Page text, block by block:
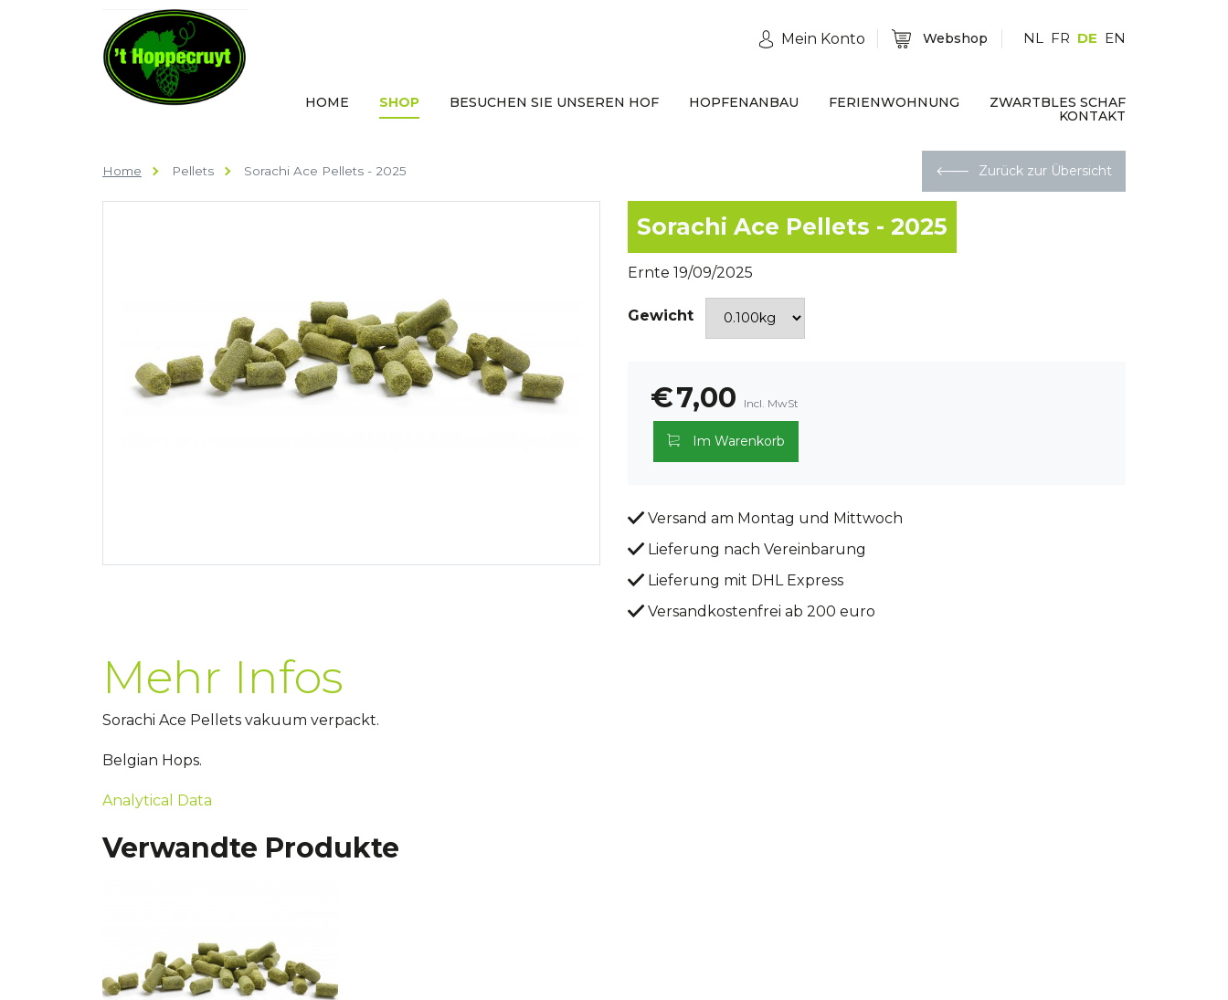
Mein Konto Webshop NL FR DE EN
HOME SHOP BESUCHEN SIE UNSEREN HOF HOPFENANBAU FERIENWOHNUNG
ZWARTBLES SCHAF
KONTAKT
Home Pellets Sorachi Ace Pellets - 2025 🡐 Zurück zur Übersicht
Sorachi Ace Pellets - 2025
Ernte 19/09/2025
Gewicht
€7,00 Incl. MwSt
Im Warenkorb
Versand am Montag und Mittwoch
Lieferung nach Vereinbarung
Lieferung mit DHL Express
Versandkostenfrei ab 200 euro
Mehr Infos
Sorachi Ace Pellets vakuum verpackt.
Belgian Hops.
Analytical Data
Verwandte Produkte